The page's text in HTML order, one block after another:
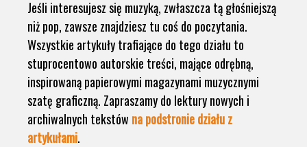
Jeśli interesujesz się muzyką, zwłaszcza tą głośniejszą
niż pop, zawsze znajdziesz tu coś do poczytania.
Wszystkie artykuły trafiające do tego działu to
stuprocentowo autorskie treści, mające odrębną,
inspirowaną papierowymi magazynami muzycznymi
szatę graficzną. Zapraszamy do lektury nowych i
archiwalnych tekstów na podstronie działu z
artykułami.